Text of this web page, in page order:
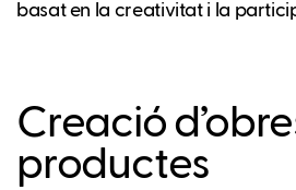
basat en la creativitat i la
Creació
productes